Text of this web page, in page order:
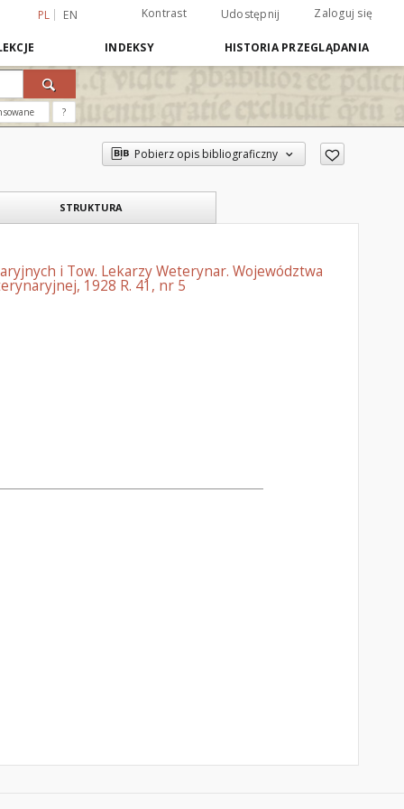
PL EN Kontrast Udostępnij Zaloguj się
INDEKSY HISTORIA PRZEGLĄDANIA
?
Pobierz opis bibliograficzny
STRUKTURA
i Tow. Lekarzy Weterynar. Województwa
1928 R. 41, nr 5